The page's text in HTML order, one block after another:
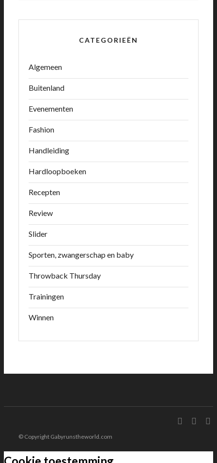
CATEGORIEËN
Algemeen
Buitenland
Evenementen
Fashion
Handleiding
Hardloopboeken
Recepten
Review
Slider
Sporten, zwangerschap en baby
Throwback Thursday
Trainingen
Winnen
© Copyright Gabyrunstheworld.com